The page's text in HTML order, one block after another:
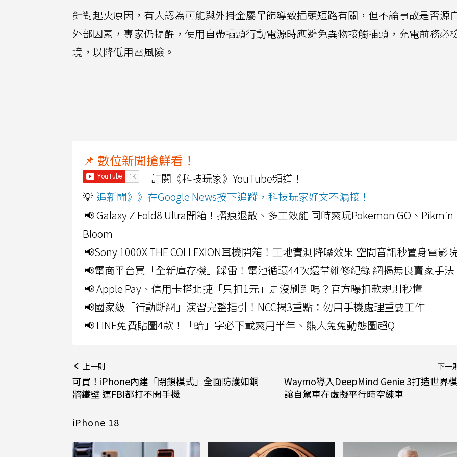
針對起火原因，有人認為可能與外掛金屬吊飾導致插頭短路有關，但不論事故是否源
外部因素，專家仍提醒，使用自帶插頭行動電源時應避免異物接觸插頭，充電前務必
境，以降低用電風險。
📌 數位新聞搶鮮看！
訂閱《科技玩家》YouTube頻道！
💡 追新聞》》在Google News按下追蹤，科技玩家好文不漏接！
📢 Galaxy Z Fold8 Ultra開箱！摺痕退散、多工效能 同時爽玩Pokemon GO、Pikmin
Bloom
📢Sony 1000X THE COLLEXION耳機開箱！工地實測降噪效果 空間音訊秒置身電影
📢電商平台買「全新庫存機」踩雷！電池循環44次還帶維修紀錄 網揭無良賣家手法
📢 Apple Pay、信用卡搭北捷「只扣1元」是沒刷到嗎？官方曝扣款規則秒懂
📢國家級「行動斷網」演習完整指引！NCC揭3重點：勿用手機處理重要工作
📢 LINE免費貼圖4款！「蛤」字必下載爽用半年、熊大兔兔動態圖超Q
上一則
可買！iPhone內建「閉鎖模式」全面防護如銅
牆鐵壁 連FBI都打不開手機
下一
Waymo導入DeepMind Genie 3打造世界
讓自駕車在虛擬平行時空練車
iPhone 18